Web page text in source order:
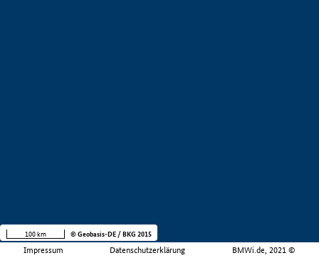
Impressum Datenschutzerklärung BMWi.de, 2021 ©
100 km © Geobasis-DE / BKG 2015